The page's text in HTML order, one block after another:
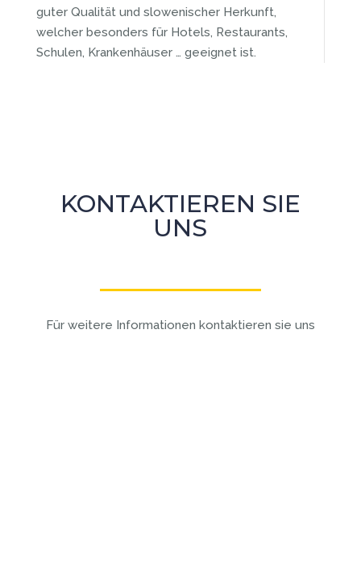
guter Qualität und slowenischer Herkunft,
welcher besonders für Hotels, Restaurants,
Schulen, Krankenhäuser … geeignet ist.
KONTAKTIEREN SIE
UNS
Für weitere Informationen kontaktieren sie uns